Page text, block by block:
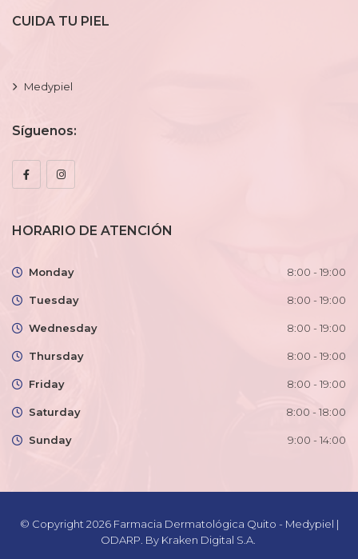
CUIDA TU PIEL
Medypiel
Síguenos:
HORARIO DE ATENCIÓN
Monday 8:00 - 19:00
Tuesday 8:00 - 19:00
Wednesday 8:00 - 19:00
Thursday 8:00 - 19:00
Friday 8:00 - 19:00
Saturday 8:00 - 18:00
Sunday 9:00 - 14:00
© Copyright 2026 Farmacia Dermatológica Quito - Medypiel |
ODARP . By Kraken Digital S.A.